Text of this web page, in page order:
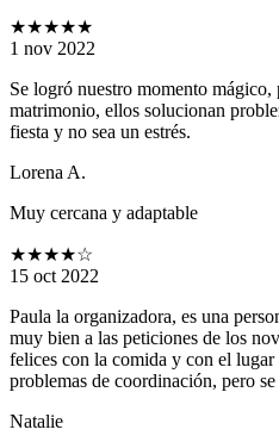
★★★★★
1 nov 2022
Se logró nuestro momento
matrimonio, ellos solucionan
fiesta y no sea un estrés.
Lorena A.
Muy cercana y adaptable
★★★★☆
15 oct 2022
Paula la organizadora, es una
muy bien a las peticiones de los
felices con la comida y con el
problemas de coordinación, pero
Natalie